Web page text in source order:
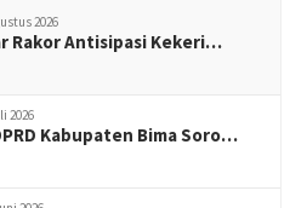
2026
Rakor Antisipasi Kekeri…
2026
Kabupaten Bima Soro…